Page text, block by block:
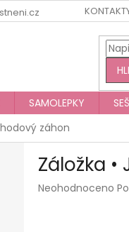
SAMOLEPKY
záhon
Záložka
Průměrné
Neohodnoceno